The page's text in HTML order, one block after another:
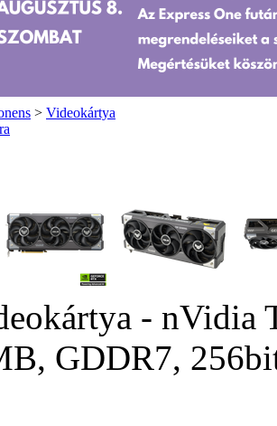
> Videokártya
-
GDDR7,